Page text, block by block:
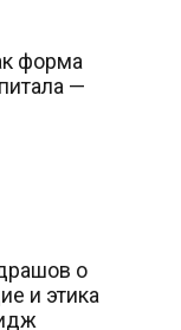
форма
—
о
и этика